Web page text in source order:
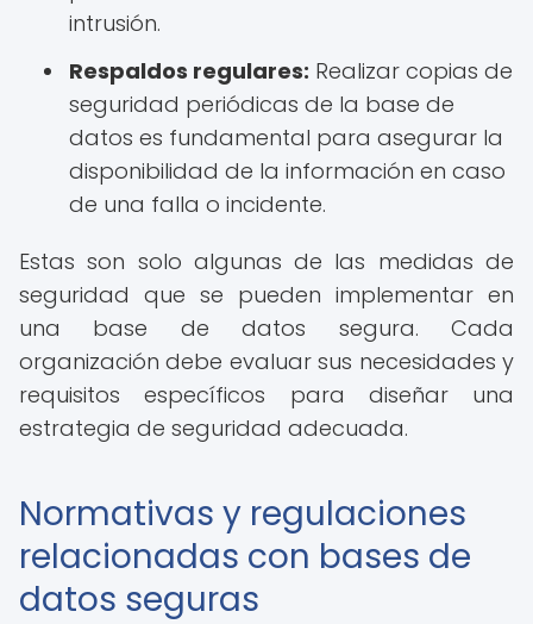
intrusión.
Respaldos regulares: Realizar copias de
seguridad periódicas de la base de
datos es fundamental para asegurar la
disponibilidad de la información en caso
de una falla o incidente.
Estas son solo algunas de las medidas de
seguridad que se pueden implementar en
una base de datos segura. Cada
organización debe evaluar sus necesidades y
requisitos específicos para diseñar una
estrategia de seguridad adecuada.
Normativas y regulaciones
relacionadas con bases de
datos seguras